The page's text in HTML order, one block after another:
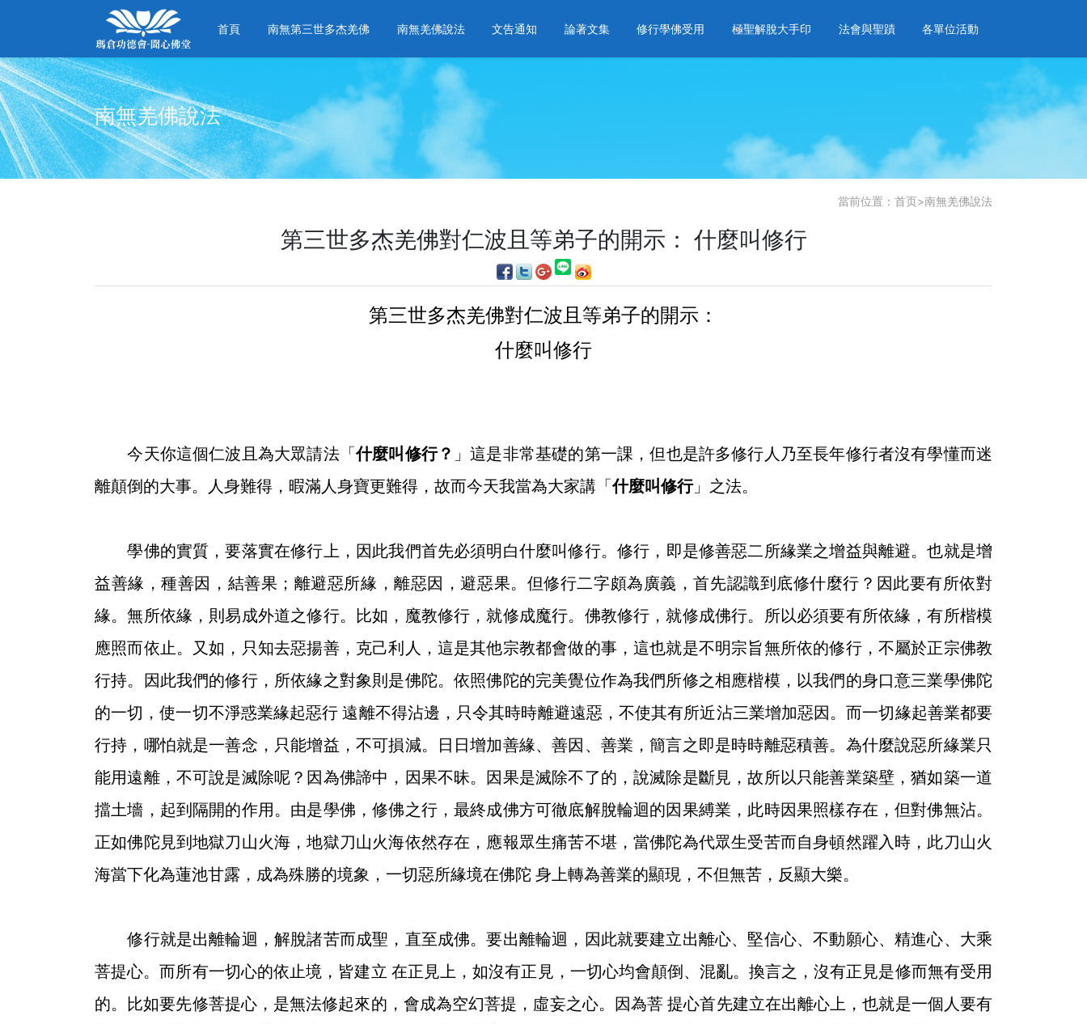
首頁 南無第三世多杰羌佛 南無羌佛說法 文告通知 論著文集 修行學佛受用 極聖解脫大手印 法會與聖蹟 各單位活動
南無羌佛說法
當前位置： 首页>南無羌佛說法
第三世多杰羌佛對仁波且等弟子的開示： 什麼叫修行
第三世多杰羌佛對仁波且等弟子的開示：
什麼叫修行
今天你這個仁波且為大眾請法「什麼叫修行？ 」這是非常基礎的第一課，但也是許多修行人乃至長年修行者沒有學懂而迷
離顛倒的大事。人身難得，暇滿人身寶更難得，故而今天我當為大家講「什麼叫修行」之法。
學佛的實質，要落實在修行上，因此我們首先必須明白什麼叫修行。修行，即是修善惡二所緣業之增益與離避。也就是增
益善緣，種善因，結善果；離避惡所緣，離惡因，避惡果。但修行二字頗為廣義，首先認識到底修什麼行？因此要有所依對
緣。無所依緣，則易成外道之修行。比如，魔教修行，就修成魔行。佛教修行，就修成佛行。所以必須要有所依緣，有所楷模
應照而依止。又如，只知去惡揚善，克己利人，這是其他宗教都會做的事，這也就是不明宗旨無所依的修行，不屬於正宗佛教
行持。因此我們的修行，所依緣之對象則是佛陀。依照佛陀的完美覺位作為我們所修之相應楷模，以我們的身口意三業學佛陀
的一切，使一切不淨惑業緣起惡行 遠離不得沾邊，只令其時時離避遠惡，不使其有所近沾三業增加惡因。而一切緣起善業都要
行持，哪怕就是一善念，只能增益，不可損減。日日增加善緣、善因、善業，簡言之即是時時離惡積善。為什麼說惡所緣業只
能用遠離，不可說是滅除呢？因為佛諦中，因果不昧。因果是滅除不了的，說滅除是斷見，故所以只能善業築壁，猶如築一道
擋土墻，起到隔開的作用。由是學佛，修佛之行，最終成佛方可徹底解脫輪迴的因果縛業，此時因果照樣存在，但對佛無沾。
正如佛陀見到地獄刀山火海，地獄刀山火海依然存在，應報眾生痛苦不堪，當佛陀為代眾生受苦而自身頓然躍入時，此刀山火
海當下化為蓮池甘露，成為殊勝的境象，一切惡所緣境在佛陀 身上轉為善業的顯現，不但無苦，反顯大樂。
修行就是出離輪迴，解脫諸苦而成聖，直至成佛。要出離輪迴，因此就要建立出離心、堅信心、不動願心、精進心、大乘
菩提心。而所有一切心的依止境，皆建立 在正見上，如沒有正見，一切心均會顛倒、混亂。換言之，沒有正見是修而無有受用
的。比如要先修菩提心，是無法修起來的，會成為空幻菩提，虛妄之心。因為菩 提心首先建立在出離心上，也就是一個人要有